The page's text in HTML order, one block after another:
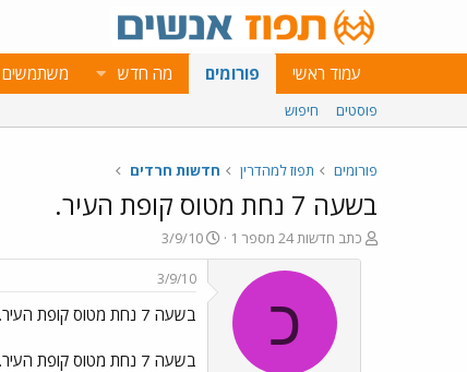
עמוד ראשי פורומים מה חדש משתמשים
פוסטים חיפוש
פורומים תפוז למהדרין חדשות חרדים
בשעה 7 נחת מטוס קופת העיר.
פ
ו
כתב חדשות 24 מספר 1
פ
ו
3/9/10
כ
3/9/10
בשעה 7 נחת מטוס קופת העיר.
בשעה 7 נחת מטוס קופת העיר. האד` מרחמסטריווקא שגם חזר, התמהמה במזיבוז` ולא היה בתפילה בברדיטשוב.